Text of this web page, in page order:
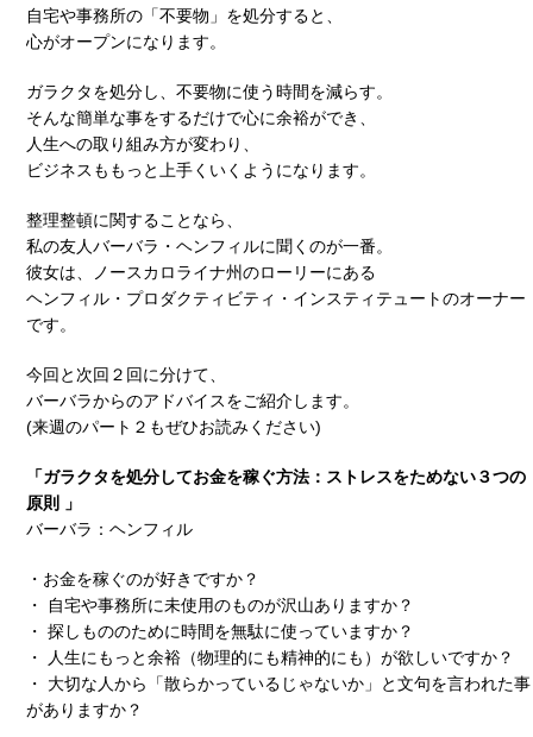
自宅や事務所の「不要物」を処分すると、
心がオープンになります。
ガラクタを処分し、不要物に使う時間を減らす。
そんな簡単な事をするだけで心に余裕ができ、
人生への取り組み方が変わり、
ビジネスももっと上手くいくようになります。
整理整頓に関することなら、
私の友人バーバラ・ヘンフィルに聞くのが一番。
彼女は、ノースカロライナ州のローリーにある
ヘンフィル・プロダクティビティ・インスティテュートのオーナー
です。
今回と次回２回に分けて、
バーバラからのアドバイスをご紹介します。
(来週のパート２もぜひお読みください)
「ガラクタを処分してお金を稼ぐ方法：ストレスをためない３つの
原則 」
バーバラ：ヘンフィル
・お金を稼ぐのが好きですか？
・ 自宅や事務所に未使用のものが沢山ありますか？
・ 探しもののために時間を無駄に使っていますか？
・ 人生にもっと余裕（物理的にも精神的にも）が欲しいですか？
・ 大切な人から「散らかっているじゃないか」と文句を言われた事
がありますか？